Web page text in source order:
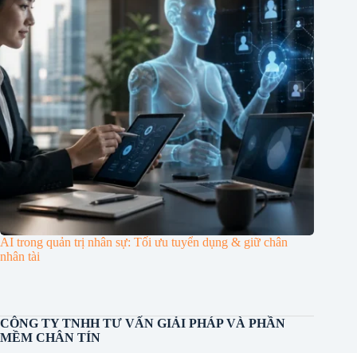
AI trong quản trị nhân sự: Tối ưu tuyển dụng & giữ chân
nhân tài
CÔNG TY TNHH TƯ VẤN GIẢI PHÁP VÀ PHẦN
MỀM CHÂN TÍN